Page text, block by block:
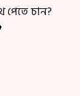
পেতে চান?